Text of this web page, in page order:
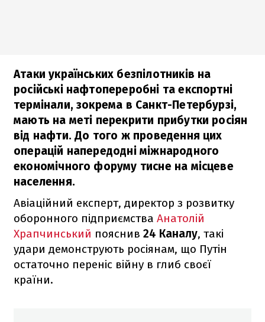
Атаки українських безпілотників на
російські нафтопереробні та експортні
термінали, зокрема в Санкт-Петербурзі,
мають на меті перекрити прибутки росіян
від нафти. До того ж проведення цих
операцій напередодні міжнародного
економічного форуму тисне на місцеве
населення.
Авіаційний експерт, директор з розвитку
оборонного підприємства Анатолій
Храпчинський пояснив 24 Каналу, такі
удари демонструють росіянам, що Путін
остаточно переніс війну в глиб своєї
країни.